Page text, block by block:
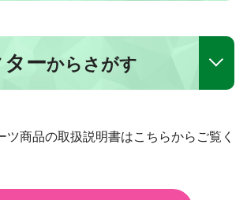
ーからさがす
ツ商品の取扱説明書はこちらからご覧く